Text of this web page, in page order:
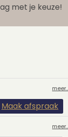
met je keuze!
Maak afspraak
meer..
meer..